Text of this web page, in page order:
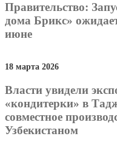
Правительство:
дома Брикс»
июне
18 марта 2026
Власти увидели
«кондитерки» в
совместное
Узбекистаном